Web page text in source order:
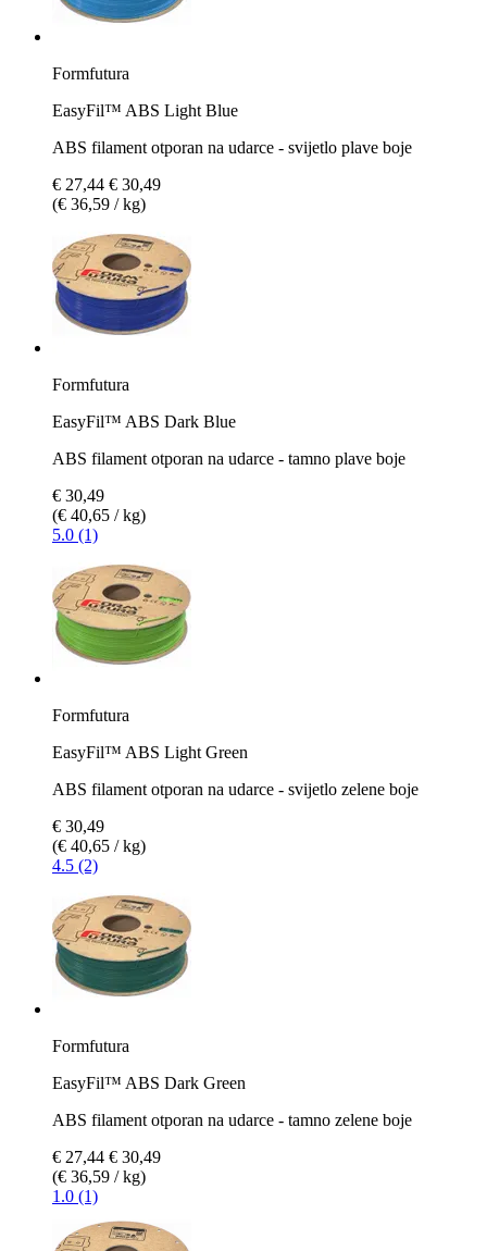
Formfutura
EasyFil™ ABS Light Blue
ABS filament otporan na udarce - svijetlo plave boje
€ 27,44 € 30,49
(€ 36,59 / kg)
Formfutura
EasyFil™ ABS Dark Blue
ABS filament otporan na udarce - tamno plave boje
€ 30,49
(€ 40,65 / kg)
5.0 (1)
Formfutura
EasyFil™ ABS Light Green
ABS filament otporan na udarce - svijetlo zelene boje
€ 30,49
(€ 40,65 / kg)
4.5 (2)
Formfutura
EasyFil™ ABS Dark Green
ABS filament otporan na udarce - tamno zelene boje
€ 27,44 € 30,49
(€ 36,59 / kg)
1.0 (1)